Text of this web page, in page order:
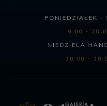
PONIEDZIAŁEK -
9:00 -
NIEDZIELA
10:00 -